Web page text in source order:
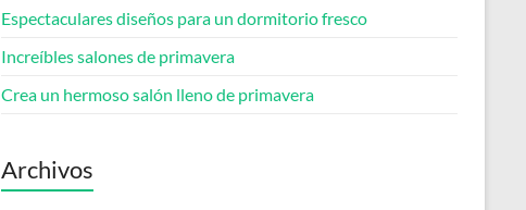
Espectaculares diseños para un dormitorio fresco
Increíbles salones de primavera
Crea un hermoso salón lleno de primavera
Archivos